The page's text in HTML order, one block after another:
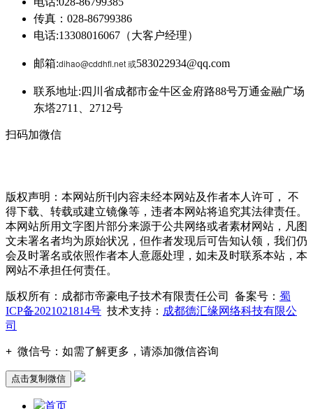
传真：028-86799386
电话:13308016067（大客户经理）
邮箱:dihao@cddhfl.net 或583022934@qq.com
联系地址:四川省成都市金牛区金府路88号万通金融广场
东塔2711、2712号
扫码加微信
版权声明：本网站所刊内容未经本网站及作者本人许可， 不
得下载、转载或建立镜像等，违者本网站将追究其法律责任。
本网站所用文字图片部分来源于公共网络或者素材网站，凡图
文未署名者均为原始状况，但作者发现后可告知认领，我们仍
会及时署名或依照作者本人意愿处理，如未及时联系本站，本
网站不承担任何责任。
版权所有：成都市帝豪电子技术有限责任公司 备案号： 蜀
ICP备2021021814号 技术支持： 成都德汇缘网络科技有限公
司
+ 微信号： 如需了解更多，请添加微信咨询
点击复制微信
首页